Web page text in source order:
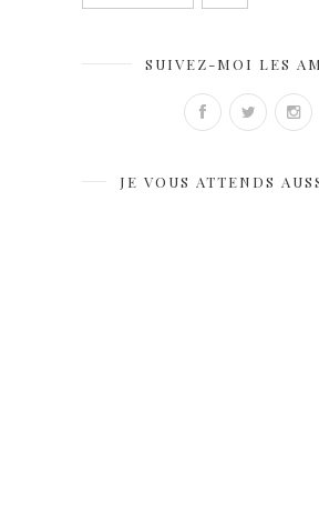
SUIVEZ-MOI LES
JE VOUS ATTENDS